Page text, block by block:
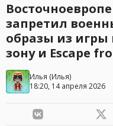
запретил
образы из
зону и Escape
Илья (Илья)
18:20, 14 апреля 2026